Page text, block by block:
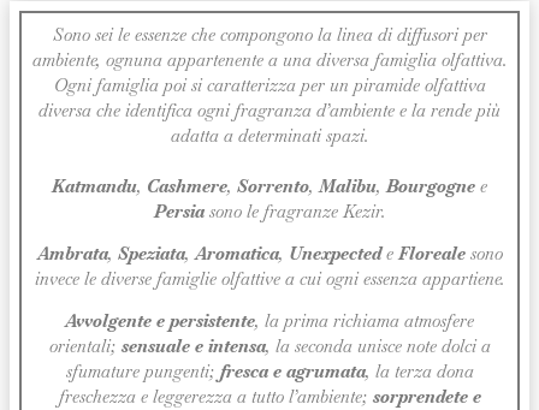
Sono sei le essenze che compongono la linea di diffusori per
ambiente, ognuna appartenente a una diversa famiglia olfattiva.
Ogni famiglia poi si caratterizza per un piramide olfattiva
diversa che identifica ogni fragranza d’ambiente e la rende più
adatta a determinati spazi.
Katmandu, Cashmere, Sorrento, Malibu, Bourgogne e
Persiasono le fragranze Kezir.
Ambrata, Speziata,Aromatica, UnexpectedeFlorealesono
invece le diverse famiglie olfattive a cui ogni essenza appartiene.
Avvolgente e persistente, la prima richiama atmosfere
orientali; sensuale e intensa, la seconda unisce note dolci a
sfumature pungenti; fresca e agrumata, la terza dona
freschezza e leggerezza a tutto l’ambiente; sorprendete e